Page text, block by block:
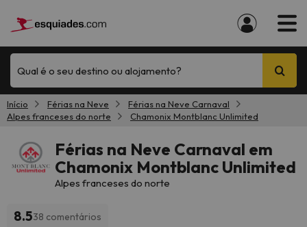
Qual é o seu destino ou alojamento?
Início Férias na Neve
Férias na Neve Carnaval
Alpes franceses do norte
Chamonix Montblanc Unlimited
Férias na Neve Carnaval em
Chamonix Montblanc Unlimited
Alpes franceses do norte
8.538 comentários